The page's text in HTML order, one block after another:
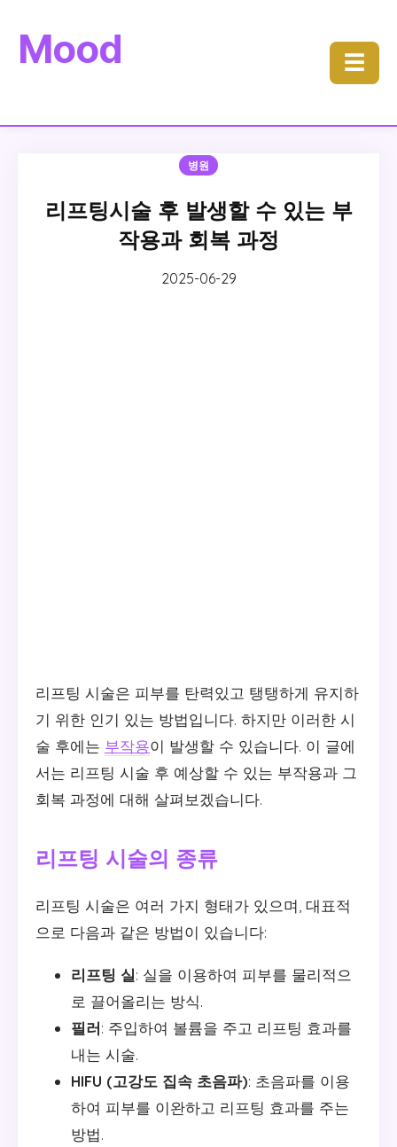
Mood ☰
병원
리프팅시술 후 발생할 수 있는 부
작용과 회복 과정
2025-06-29
리프팅 시술은 피부를 탄력있고 탱탱하게 유지하
기 위한 인기 있는 방법입니다. 하지만 이러한 시
술 후에는 부작용이 발생할 수 있습니다. 이 글에
서는 리프팅 시술 후 예상할 수 있는 부작용과 그
회복 과정에 대해 살펴보겠습니다.
리프팅 시술의 종류
리프팅 시술은 여러 가지 형태가 있으며, 대표적
으로 다음과 같은 방법이 있습니다:
리프팅 실: 실을 이용하여 피부를 물리적으
로 끌어올리는 방식.
필러: 주입하여 볼륨을 주고 리프팅 효과를
내는 시술.
HIFU (고강도 집속 초음파): 초음파를 이용
하여 피부를 이완하고 리프팅 효과를 주는
방법.